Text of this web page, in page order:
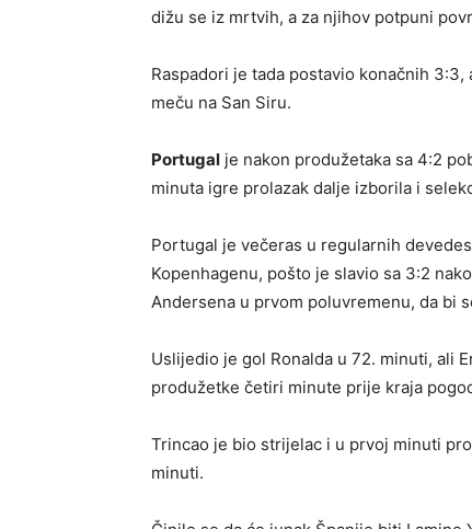
dižu se iz mrtvih, a za njihov potpuni
Raspadori je tada postavio konačnih
meču na San Siru.
Portugal je nakon produžetaka sa 4:2
minuta igre prolazak dalje izborila i
Portugal je večeras u regularnih
Kopenhagenu, pošto je slavio sa 3:2
Andersena u prvom poluvremenu, da bi
Uslijedio je gol Ronalda u 72. minuti, ali
produžetke četiri minute prije kraja
Trincao je bio strijelac i u prvoj minuti
minuti.